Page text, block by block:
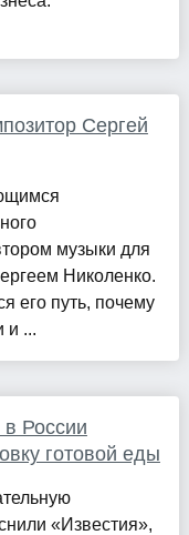
Сергей
музыки для
Николенко.
его путь, почему
и ...
России
готовой еды
«Известия»,